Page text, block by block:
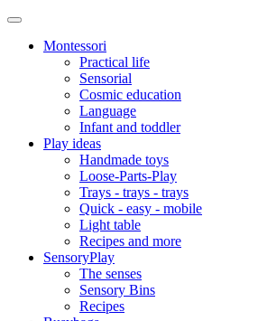
Montessori
Practical life
Sensorial
Cosmic education
Language
Infant and toddler
Play ideas
Handmade toys
Loose-Parts-Play
Trays - trays - trays
Quick - easy - mobile
Light table
Recipes and more
SensoryPlay
The senses
Sensory Bins
Recipes